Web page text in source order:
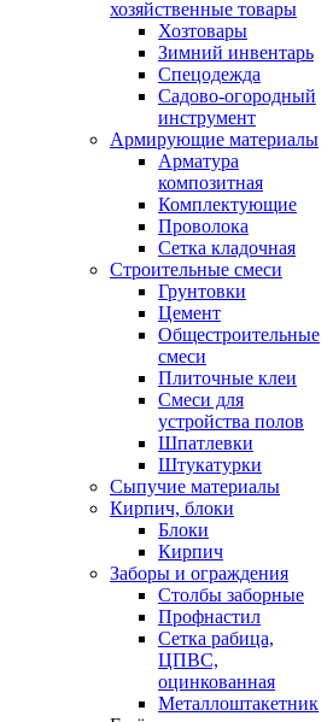
хозяйственные товары
Хозтовары
Зимний инвентарь
Спецодежда
Садово-огородный
инструмент
Армирующие материалы
Арматура
композитная
Комплектующие
Проволока
Сетка кладочная
Строительные смеси
Грунтовки
Цемент
Общестроительные
смеси
Плиточные клеи
Смеси для
устройства полов
Шпатлевки
Штукатурки
Сыпучие материалы
Кирпич, блоки
Блоки
Кирпич
Заборы и ограждения
Столбы заборные
Профнастил
Сетка рабица,
ЦПВС,
оцинкованная
Металлоштакетник